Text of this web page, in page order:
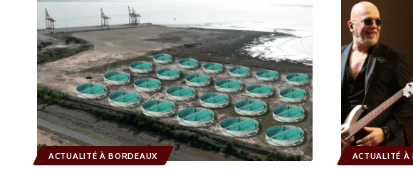
ACTUALITÉ À BORDEAUX ACTUALITÉ À